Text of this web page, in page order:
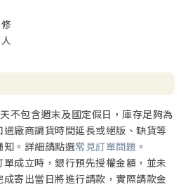
講述基督徒透過參與教會崇拜、團契
財物、饒恕和好、社會關懷，在世人
潔的生活，不是依靠自己的力量，
依靠恩典不斷操練，照著真理付諸行
秘訣，在於憑信心「誠心遵守神的
寶血潔淨內心」，「順從聖靈的引
」。
不包含週末及國定假日，庫存足夠為
廠商調貨時間延長或絕版、缺貨等
知。詳細請點選常見訂單問題 。
成立時，銀行預先授權金額，並未
寄出當日將進行請款，實際請款金